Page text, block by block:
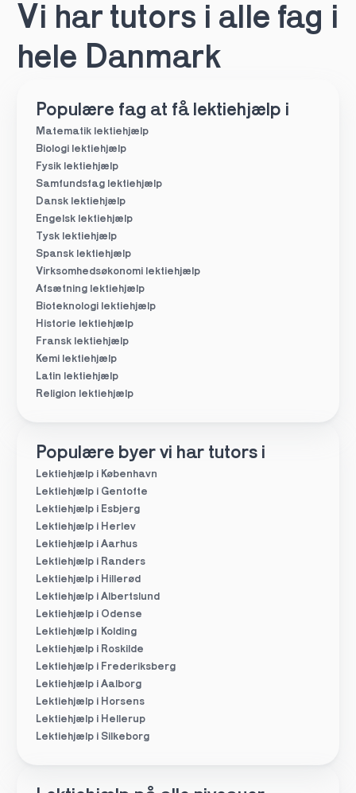
Vi har tutors i alle fag i
hele Danmark
Populære fag at få lektiehjælp i
Matematik lektiehjælp
Biologi lektiehjælp
Fysik lektiehjælp
Samfundsfag lektiehjælp
Dansk lektiehjælp
Engelsk lektiehjælp
Tysk lektiehjælp
Spansk lektiehjælp
Virksomhedsøkonomi lektiehjælp
Afsætning lektiehjælp
Bioteknologi lektiehjælp
Historie lektiehjælp
Fransk lektiehjælp
Kemi lektiehjælp
Latin lektiehjælp
Religion lektiehjælp
Populære byer vi har tutors i
Lektiehjælp i København
Lektiehjælp i Gentofte
Lektiehjælp i Esbjerg
Lektiehjælp i Herlev
Lektiehjælp i Aarhus
Lektiehjælp i Randers
Lektiehjælp i Hillerød
Lektiehjælp i Albertslund
Lektiehjælp i Odense
Lektiehjælp i Kolding
Lektiehjælp i Roskilde
Lektiehjælp i Frederiksberg
Lektiehjælp i Aalborg
Lektiehjælp i Horsens
Lektiehjælp i Hellerup
Lektiehjælp i Silkeborg